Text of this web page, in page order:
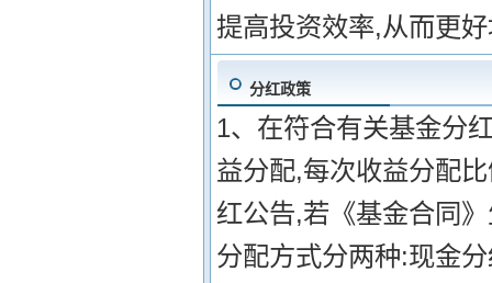
提高投资效率,从而更
分红政策
1、在符合有关基金分
益分配,每次收益分配
红公告,若《基金合同
分配方式分两种:现金